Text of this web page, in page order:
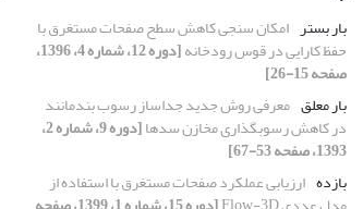
بار بستر امکان سنجی کاهش سطح صفحات مستغرق با
حفظ کارایی در قوس رودخانه [دوره 12، شماره 4، 1396،
صفحه 15-26]
بار معلق معرفی روش جدید جداساز رسوب بندمانند
در کاهش رسوبگذاری مخازن سدها [دوره 9، شماره 2،
1393، صفحه 53-67]
بازده ارزیابی عملکرد صفحات مستغرق با استفاده از